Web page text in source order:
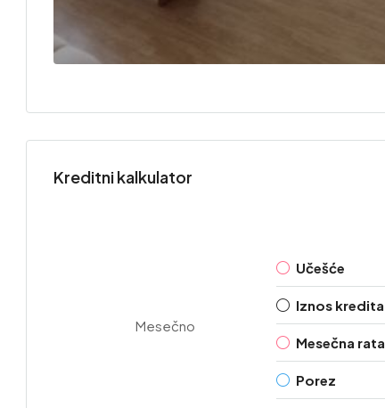
Kreditni kalkulator
Mesečno
Učešće
Iznos kredita
Mesečna rata
Porez